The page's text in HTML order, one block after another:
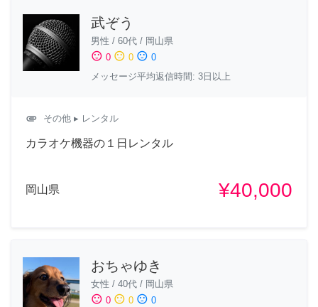
武ぞう
男性 / 60代 / 岡山県
sentiment_satisfied 0 sentiment_neutral 0 sentiment_dissatisfied 0
メッセージ平均返信時間: 3日以上
attachment その他 ▸ レンタル
カラオケ機器の１日レンタル
岡山県 ¥40,000
おちゃゆき
女性 / 40代 / 岡山県
sentiment_satisfied 0 sentiment_neutral 0 sentiment_dissatisfied 0